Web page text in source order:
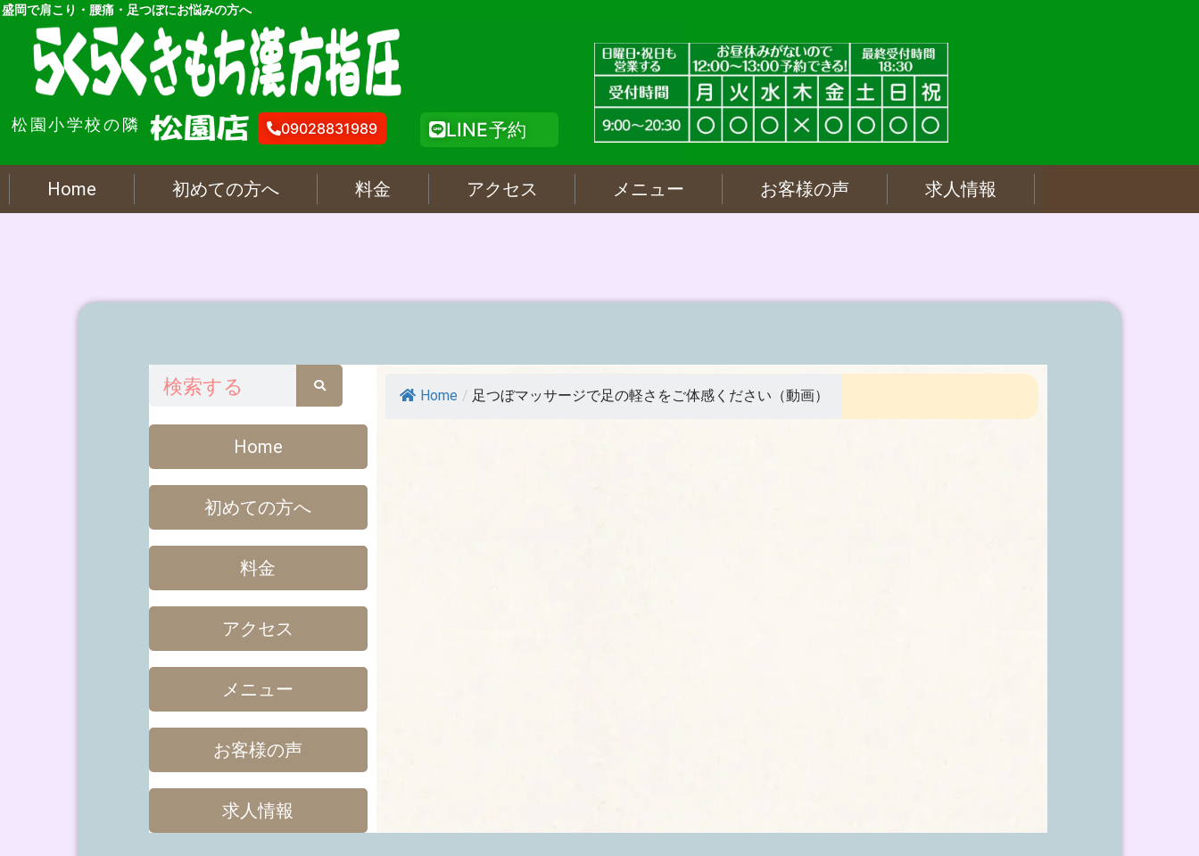
内
ッ
盛岡で肩こり・腰痛・足つぼにお悩みの方へ
松園小学校の隣 09028831989 LINE予約
Home 初めての方へ 料金 アクセス メニュー お客様の声 求人情報
Home
初めての方へ
料金
アクセス
メニュー
お客様の声
求人情報
Home / 足つぼマッサージで足の軽さをご体感ください（動画）